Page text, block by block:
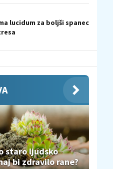
lucidum za boljši spanec
staro ljudsko
bi zdravilo rane?